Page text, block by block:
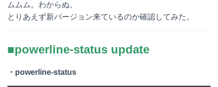
ムムム。わからぬ。
とりあえず新バージョン来ているのか確認してみた。
■powerline-status update
・powerline-status